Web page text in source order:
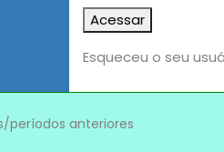
Acessar
Esqueceu o seu
períodos anteriores